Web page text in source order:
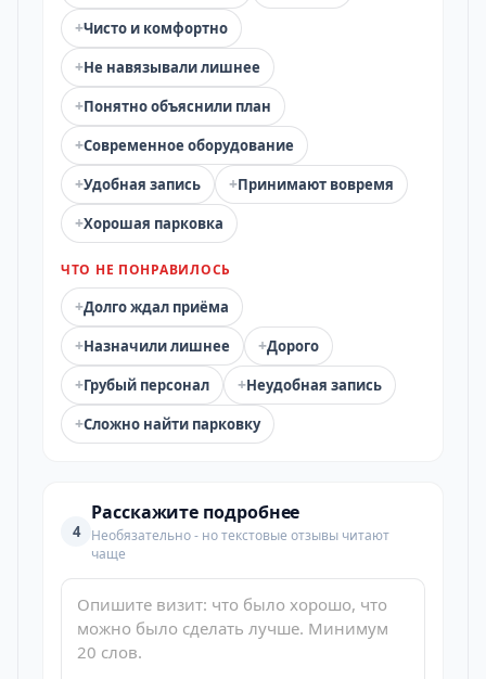
+Чисто и комфортно
+Не навязывали лишнее
+Понятно объяснили план
+Современное оборудование
+Удобная запись +Принимают вовремя
+Хорошая парковка
ЧТО НЕ ПОНРАВИЛОСЬ
+Долго ждал приёма
+Назначили лишнее +Дорого
+Грубый персонал +Неудобная запись
+Сложно найти парковку
4
Расскажите подробнее
Необязательно - но текстовые отзывы читают
чаще